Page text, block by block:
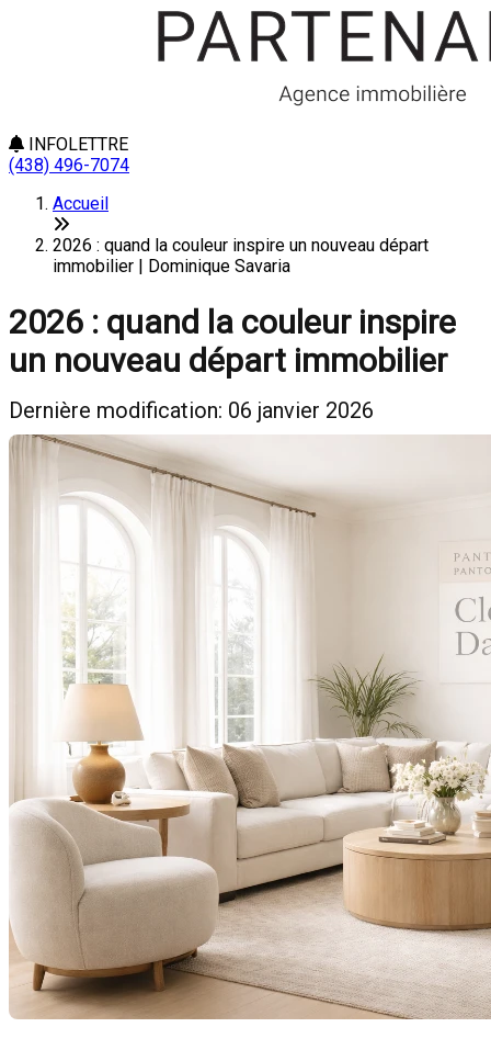
INFOLETTRE
(438) 496-7074
Accueil
2026 : quand la couleur inspire un nouveau départ
immobilier | Dominique Savaria
2026 : quand la couleur inspire
un nouveau départ immobilier
Dernière modification: 06 janvier 2026